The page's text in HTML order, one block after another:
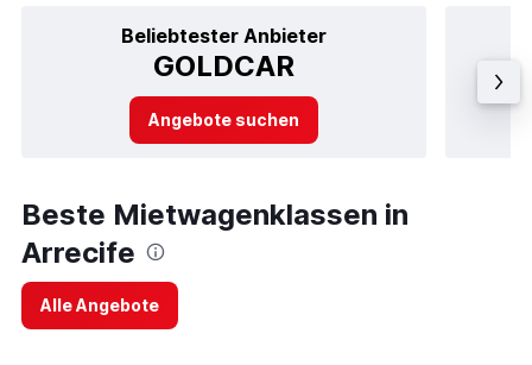
Beliebtester Anbieter
GOLDCAR
Angebote suchen
Beste Mietwagenklassen in
Arrecife
Alle Angebote